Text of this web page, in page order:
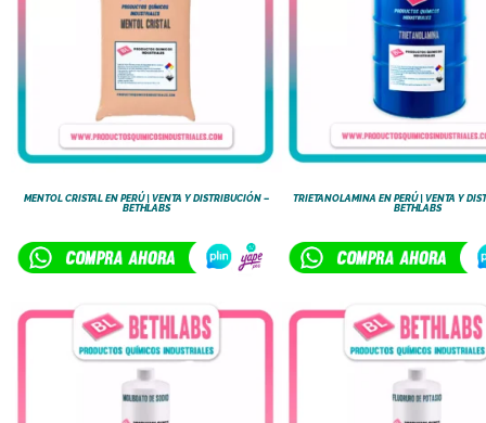
MENTOL CRISTAL EN PERÚ | VENTA Y DISTRIBUCIÓN –
BETHLABS
TRIETANOLAMINA EN PERÚ | VENTA Y
BETHLABS